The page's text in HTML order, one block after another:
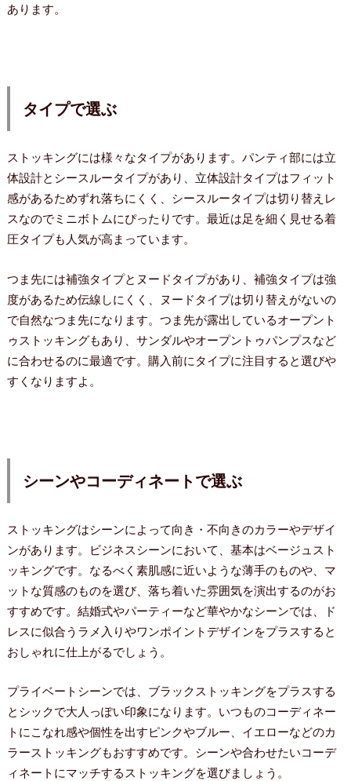
あります。
タイプで選ぶ
ストッキングには様々なタイプがあります。パンティ部には立
体設計とシースルータイプがあり、立体設計タイプはフィット
感があるためずれ落ちにくく、シースルータイプは切り替えレ
スなのでミニボトムにぴったりです。最近は足を細く見せる着
圧タイプも人気が高まっています。
つま先には補強タイプとヌードタイプがあり、補強タイプは強
度があるため伝線しにくく、ヌードタイプは切り替えがないの
で自然なつま先になります。つま先が露出しているオープント
ゥストッキングもあり、サンダルやオープントゥパンプスなど
に合わせるのに最適です。購入前にタイプに注目すると選びや
すくなりますよ。
シーンやコーディネートで選ぶ
ストッキングはシーンによって向き・不向きのカラーやデザイ
ンがあります。ビジネスシーンにおいて、基本はベージュスト
ッキングです。なるべく素肌感に近いような薄手のものや、マ
ットな質感のものを選び、落ち着いた雰囲気を演出するのがお
すすめです。結婚式やパーティーなど華やかなシーンでは、ド
レスに似合うラメ入りやワンポイントデザインをプラスすると
おしゃれに仕上がるでしょう。
プライベートシーンでは、ブラックストッキングをプラスする
とシックで大人っぽい印象になります。いつものコーディネー
トにこなれ感や個性を出すピンクやブルー、イエローなどのカ
ラーストッキングもおすすめです。シーンや合わせたいコーデ
ィネートにマッチするストッキングを選びましょう。